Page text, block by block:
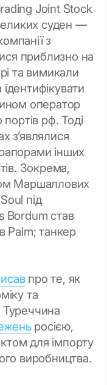
Joint Stock
суден —
з
приблизно на
та вимикали
оператор
портів рф. Тоді
з’являлися
інших
Зокрема,
Маршаллових
під
Bordum став
Palm; танкер
про те, як
та
Туреччина
росією,
для імпорту
виробництва.